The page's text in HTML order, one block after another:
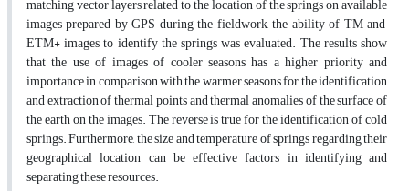
matching vector layers related to the location of the springs on available
images prepared by GPS during the fieldwork, the ability of TM and
ETM+ images to identify the springs was evaluated. The results show
that the use of images of cooler seasons has a higher priority and
importance in comparison with the warmer seasons for the identification
and extraction of thermal points and thermal anomalies of the surface of
the earth on the images. The reverse is true for the identification of cold
springs. Furthermore, the size and temperature of springs regarding their
geographical location can be effective factors in identifying and
separating these resources.